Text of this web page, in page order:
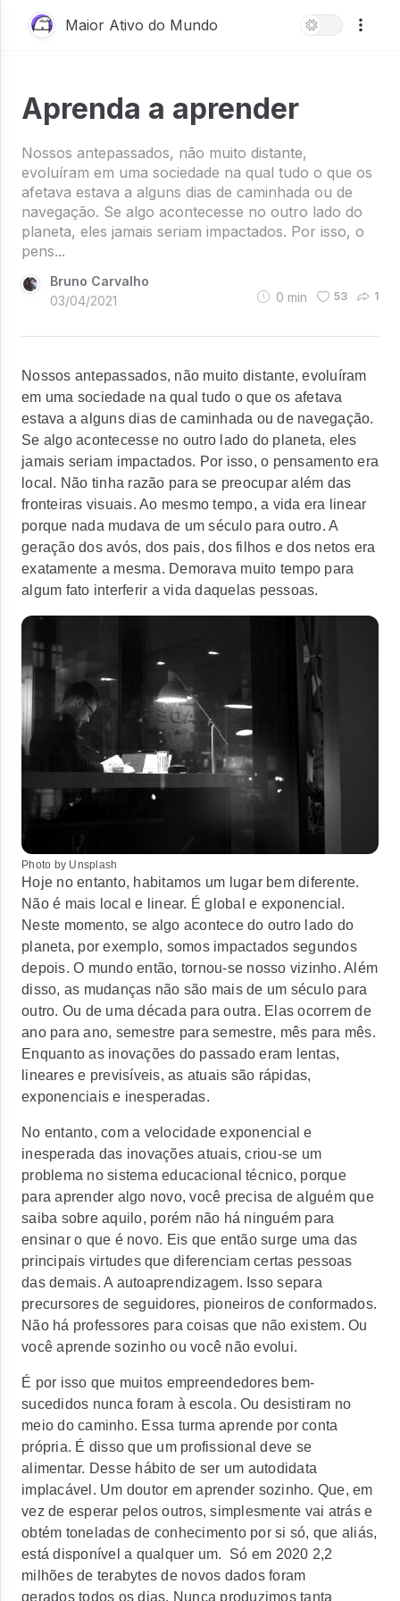
Maior Ativo do Mundo
Aprenda a aprender
Nossos antepassados, não muito distante,
evoluíram em uma sociedade na qual tudo o que os
afetava estava a alguns dias de caminhada ou de
navegação. Se algo acontecesse no outro lado do
planeta, eles jamais seriam impactados. Por isso, o
pens...
Bruno Carvalho
03/04/2021
0 min 53 1
Nossos antepassados, não muito distante, evoluíram
em uma sociedade na qual tudo o que os afetava
estava a alguns dias de caminhada ou de navegação.
Se algo acontecesse no outro lado do planeta, eles
jamais seriam impactados. Por isso, o pensamento era
local. Não tinha razão para se preocupar além das
fronteiras visuais. Ao mesmo tempo, a vida era linear
porque nada mudava de um século para outro. A
geração dos avós, dos pais, dos filhos e dos netos era
exatamente a mesma. Demorava muito tempo para
algum fato interferir a vida daquelas pessoas.
Photo by Unsplash
Hoje no entanto, habitamos um lugar bem diferente.
Não é mais local e linear. É global e exponencial.
Neste momento, se algo acontece do outro lado do
planeta, por exemplo, somos impactados segundos
depois. O mundo então, tornou-se nosso vizinho. Além
disso, as mudanças não são mais de um século para
outro. Ou de uma década para outra. Elas ocorrem de
ano para ano, semestre para semestre, mês para mês.
Enquanto as inovações do passado eram lentas,
lineares e previsíveis, as atuais são rápidas,
exponenciais e inesperadas.
No entanto, com a velocidade exponencial e
inesperada das inovações atuais, criou-se um
problema no sistema educacional técnico, porque
para aprender algo novo, você precisa de alguém que
saiba sobre aquilo, porém não há ninguém para
ensinar o que é novo. Eis que então surge uma das
principais virtudes que diferenciam certas pessoas
das demais. A autoaprendizagem. Isso separa
precursores de seguidores, pioneiros de conformados.
Não há professores para coisas que não existem. Ou
você aprende sozinho ou você não evolui.
É por isso que muitos empreendedores bem-
sucedidos nunca foram à escola. Ou desistiram no
meio do caminho. Essa turma aprende por conta
própria. É disso que um profissional deve se
alimentar. Desse hábito de ser um autodidata
implacável. Um doutor em aprender sozinho. Que, em
vez de esperar pelos outros, simplesmente vai atrás e
obtém toneladas de conhecimento por si só, que aliás,
está disponível a qualquer um. Só em 2020 2,2
milhões de terabytes de novos dados foram
gerados todos os dias. Nunca produzimos tanta